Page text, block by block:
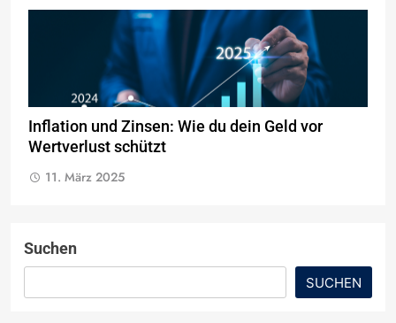
Inflation und Zinsen: Wie du dein Geld vor
Wertverlust schützt
11. März 2025
Suchen
SUCHEN